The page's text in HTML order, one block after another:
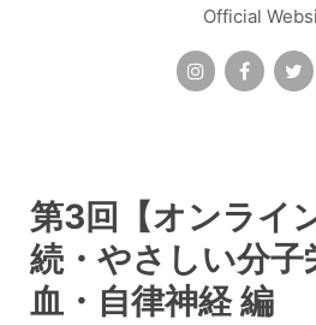
Official
第3回【オンライ
続・やさしい分子
血・自律神経 編